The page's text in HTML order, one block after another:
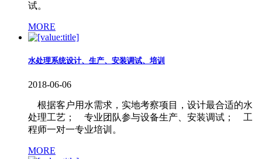
试。
MORE
水处理系统设计、生产、安装调试、培训
2018-06-06
根据客户用水需求，实地考察项目，设计最合适的水
处理工艺； 专业团队参与设备生产、安装调试； 工
程师一对一专业培训。
MORE